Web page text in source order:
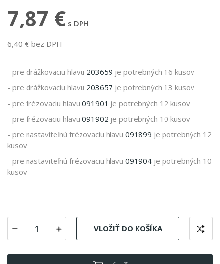
7,87 € s DPH
6,40 € bez DPH
- pre drážkovaciu hlavu 203659 je potrebných 16 kusov
- pre drážkovaciu hlavu 203657 je potrebných 13 kusov
- pre frézovaciu hlavu 091901 je potrebných 12 kusov
- pre frézovaciu hlavu 091902 je potrebných 10 kusov
- pre nastaviteľnú frézovaciu hlavu 091899 je potrebných 12
kusov
- pre nastaviteľnú frézovaciu hlavu 091904 je potrebných 10
kusov
VLOŽIŤ DO KOŠÍKA